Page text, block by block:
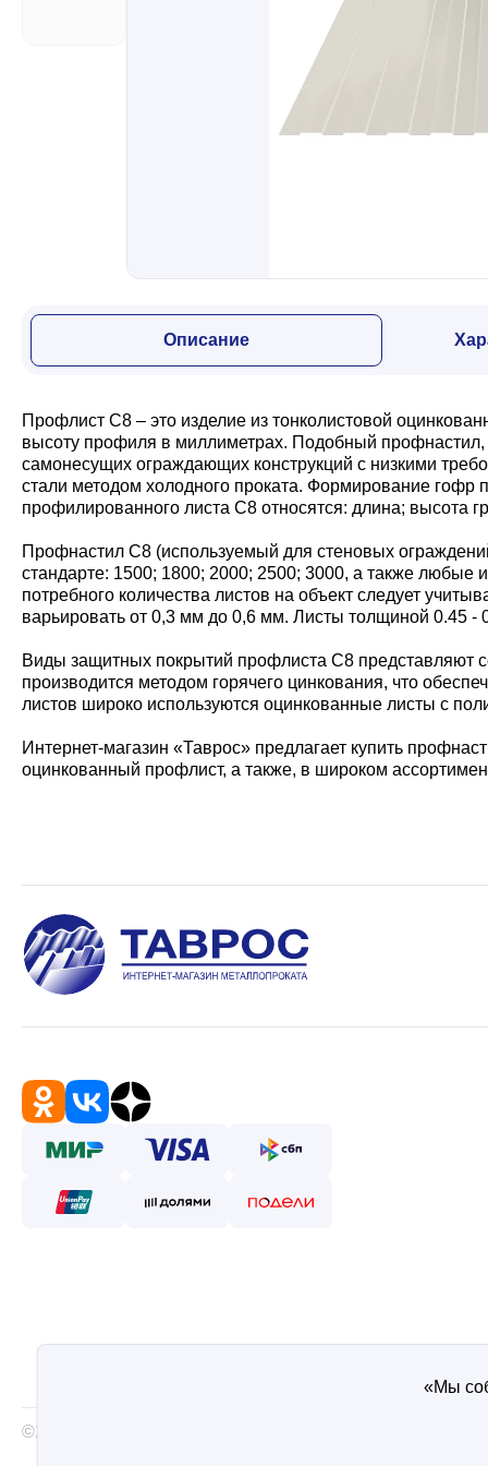
Профили для гипсокартона
Дача и сад
Другие товары
Описание
Профлист С8 – это изделие из тонколистовой
высоту профиля в миллиметрах. Подобный профнастил,
самонесущих ограждающих конструкций с низкими
стали методом холодного проката. Формирование гофр
профилированного листа С8 относятся: длина;
Профнастил С8 (используемый для стеновых
стандарте: 1500; 1800; 2000; 2500; 3000, а также
потребного количества листов на объект следует
варьировать от 0,3 мм до 0,6 мм. Листы толщиной 0.45
Виды защитных покрытий профлиста С8 представляют
производится методом горячего цинкования, что
листов широко используются оцинкованные листы с
Интернет-магазин «Таврос» предлагает купить
оцинкованный профлист, а также, в широком
©2026 — Таврос интернет магазин металлопроката
«Мы